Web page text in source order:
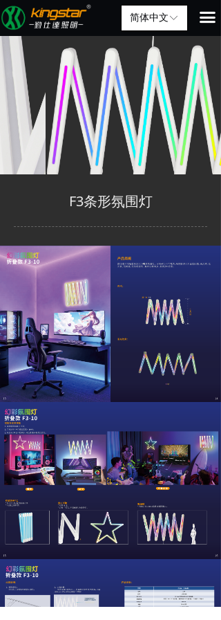
ꀅ
简体中文 끀
F3条形氛围灯